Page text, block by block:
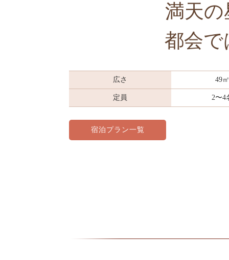
満天
都会で
広さ 49㎡
定員 2〜4
宿泊プラン一覧